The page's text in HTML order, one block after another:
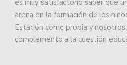
es muy satisfactorio saber que
arena en la formación de los
Estación como propia y nosotros
complemento a la cuestión